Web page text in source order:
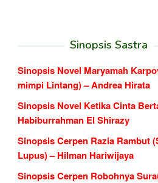
Sinopsis Sastra
Sinopsis Novel Maryamah
mimpi Lintang) – Andrea Hirata
Sinopsis Novel Ketika Cinta
Habiburrahman El Shirazy
Sinopsis Cerpen Razia Rambut
Lupus) – Hilman Hariwijaya
Sinopsis Cerpen Robohnya